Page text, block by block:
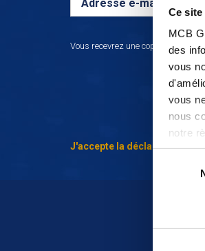
Ce
MCB
des
vous
vous
nous
notre
Vous recevrez une copie de notre
J'accepte la déclaration de